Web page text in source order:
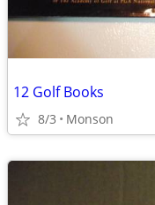
12 Golf Books
8/3 Monson